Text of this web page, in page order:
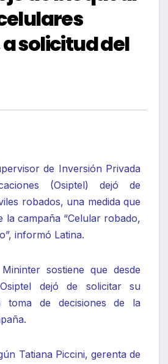
solicitud del
de Inversión Privada
(Osiptel) dejó de
robados, una medida que
la campaña “Celular robado,
informó Latina.
sostiene que desde
dejó de solicitar su
toma de decisiones de la
Tatiana Piccini, gerenta de